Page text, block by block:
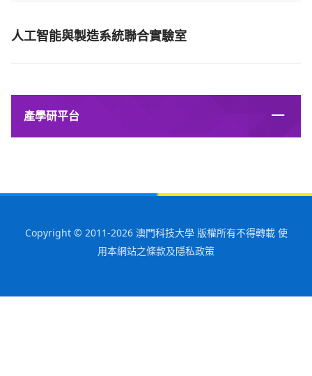
人工智能與製造系統聯合實驗室
產學研平台
Copyright © 2011-2026 澳門科技大學 版權所有不得轉載 使
用本網站之條款及隱私政策